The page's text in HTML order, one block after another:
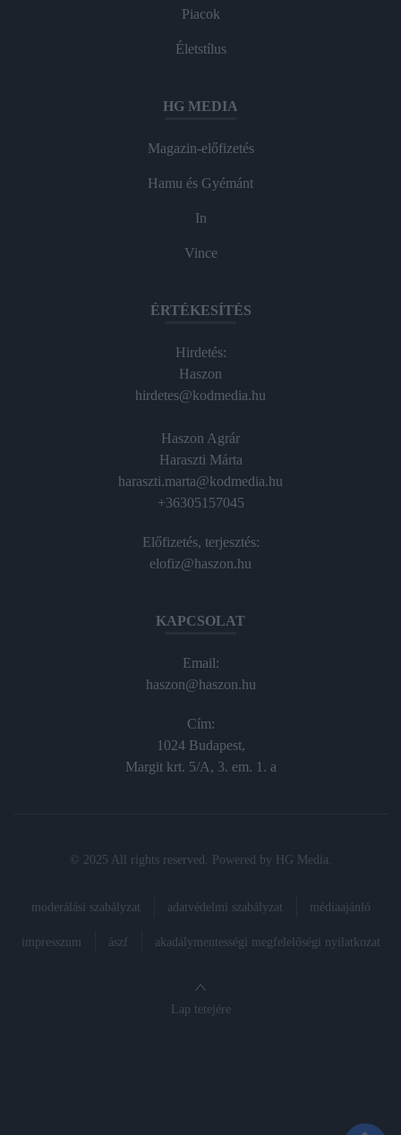
Piacok
Életstílus
HG MEDIA
Magazin-előfizetés
Hamu és Gyémánt
In
Vince
ÉRTÉKESÍTÉS
Hirdetés:
Haszon
hirdetes@kodmedia.hu
Haszon Agrár
Haraszti Márta
haraszti.marta@kodmedia.hu
+36305157045
Előfizetés, terjesztés:
elofiz@haszon.hu
KAPCSOLAT
Email:
haszon@haszon.hu
Cím:
1024 Budapest,
Margit krt. 5/A, 3. em. 1. a
© 2025 All rights reserved. Powered by HG Media
moderálási szabályzat adatvédelmi szabályzat médiaajánló
impresszum ászf akadálymentességi megfelelőségi nyilatkozat
Lap tetejére